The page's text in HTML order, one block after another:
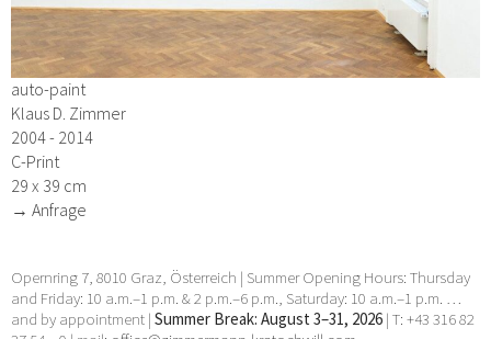
auto-paint
Klaus D. Zimmer
2004 - 2014
C-Print
29 x 39 cm
→ Anfrage
Opernring 7, 8010 Graz, Österreich | Summer Opening Hours: Thursday
and Friday: 10 a.m.–1 p.m. & 2 p.m.–6 p.m., Saturday: 10 a.m.–1 p.m. …
and by appointment | Summer Break: August 3–31, 2026 | T: +43 316 82